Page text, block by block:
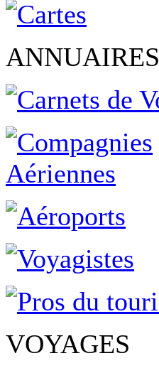
ANNUAIRES
VOYAGES